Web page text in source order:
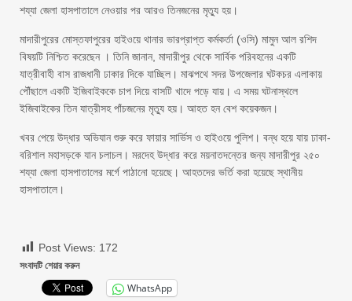
শয্যা জেলা হাসপাতালে নেওয়ার পর আরও তিনজনের মৃত্যু হয়।
মাদারীপুরের মোস্তফাপুরের হাইওয়ে থানার ভারপ্রাপ্ত কর্মকর্তা (ওসি) মামুন আল রশিদ
বিষয়টি নিশ্চিত করেছেন । তিনি জানান, মাদারীপুর থেকে সার্বিক পরিবহনের একটি
যাত্রীবাহী বাস রাজধানী ঢাকার দিকে যাচ্ছিল। মাঝপথে সদর উপজেলার ঘটকচর এলাকায়
পৌঁছালে একটি ইজিবাইককে চাপ দিয়ে বাসটি খাদে পড়ে যায়। এ সময় ঘটনাস্থলে
ইজিবাইকের তিন যাত্রীসহ পাঁচজনের মৃত্যু হয়। আহত হন বেশ কয়েকজন।
খবর পেয়ে উদ্ধার অভিযান শুরু করে ফায়ার সার্ভিস ও হাইওয়ে পুলিশ। বন্ধ হয়ে যায় ঢাকা-
বরিশাল মহাসড়কে যান চলাচল। মরদেহ উদ্ধার করে ময়নাতদন্তের জন্য মাদারীপুর ২৫০
শয্যা জেলা হাসপাতালের মর্গে পাঠানো হয়েছে। আহতদের ভর্তি করা হয়েছে স্থানীয়
হাসপাতালে।
Post Views: 172
সংবাদটি শেয়ার করুন
WhatsApp